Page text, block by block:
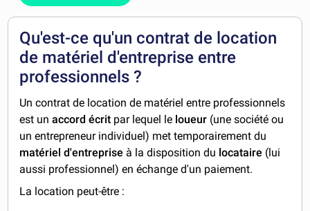
Qu'est-ce qu'un contrat de location
de matériel d'entreprise entre
professionnels ?
Un contrat de location de matériel entre professionnels
est unaccord écrit par lequel le loueur (une société ou
un entrepreneur individuel) met temporairement du
matériel d'entreprise à la disposition du locataire (lui
aussi professionnel) en échange d'un paiement.
La location peut-être :